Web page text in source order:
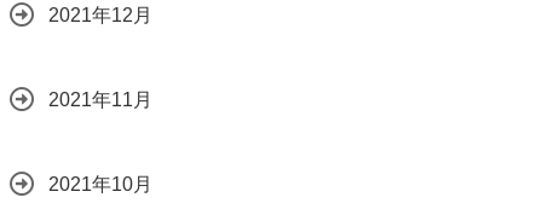
2021年12月
2021年11月
2021年10月